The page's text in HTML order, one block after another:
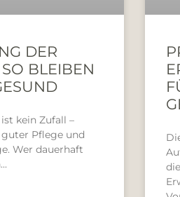
DER
BLEIBEN
kein Zufall –
Pflege und
Wer dauerhaft